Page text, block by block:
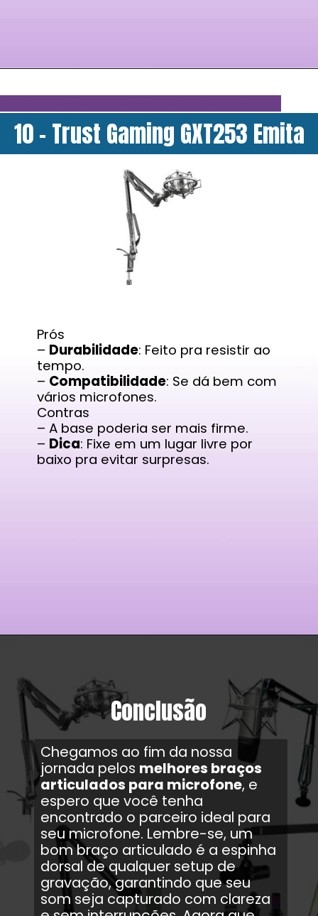
10 - Trust Gaming GXT253 Emita
Prós
– Durabilidade: Feito pra resistir ao
tempo.
– Compatibilidade: Se dá bem com
vários microfones.
Contras
– A base poderia ser mais firme.
– Dica: Fixe em um lugar livre por
baixo pra evitar surpresas.
Conclusão
Chegamos ao fim da nossa
jornada pelos melhores braços
articulados para microfone, e
espero que você tenha
encontrado o parceiro ideal para
seu microfone. Lembre-se, um
bom braço articulado é a espinha
dorsal de qualquer setup de
gravação, garantindo que seu
som seja capturado com clareza